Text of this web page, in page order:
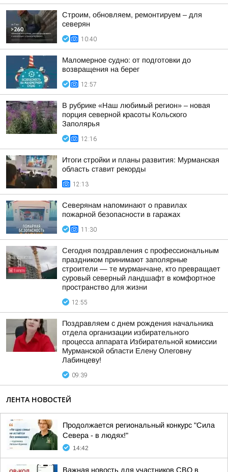
Строим, обновляем, ремонтируем – для
северян
10:40
Маломерное судно: от подготовки до
возвращения на берег
12:57
В рубрике «Наш любимый регион» – новая
порция северной красоты Кольского
Заполярья
12:16
Итоги стройки и планы развития: Мурманская
область ставит рекорды
12:13
Северянам напоминают о правилах
пожарной безопасности в гаражах
11:30
Сегодня поздравления с профессиональным
праздником принимают заполярные
строители — те мурманчане, кто превращает
суровый северный ландшафт в комфортное
пространство для жизни
12:55
Поздравляем с днем рождения начальника
отдела организации избирательного
процесса аппарата Избирательной комиссии
Мурманской области Елену Олеговну
Лабинцеву!
09:39
ЛЕНТА НОВОСТЕЙ
Продолжается региональный конкурс "Сила
Севера - в людях!"
14:42
Важная новость для участников СВО в